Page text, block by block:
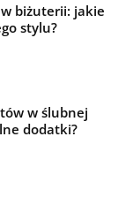
biżuterii: jakie
stylu?
w ślubnej
dodatki?